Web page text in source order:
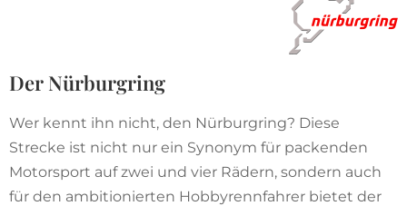
Der Nürburgring
Wer kennt ihn nicht, den Nürburgring? Diese
Strecke ist nicht nur ein Synonym für packenden
Motorsport auf zwei und vier Rädern, sondern auch
für den ambitionierten Hobbyrennfahrer bietet der